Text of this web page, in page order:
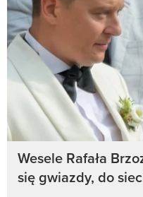
Wesele Rafała
się gwiazdy, do